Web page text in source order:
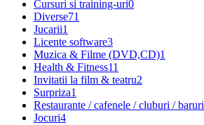
Cursuri si training-uri0
Diverse71
Jucarii1
Licente software3
Muzica & Filme (DVD,CD)1
Health & Fitness11
Invitatii la film & teatru2
Surpriza1
Restaurante / cafenele / cluburi / baruri
Jocuri4